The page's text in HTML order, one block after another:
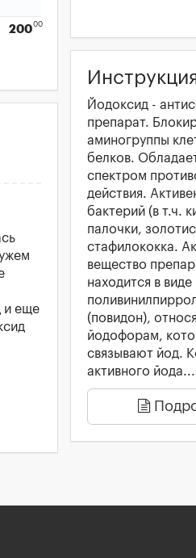
20000
и еще
Йодоксид -
препарат.
аминогруппы
белков.
спектром
действия.
бактерий (в т.ч.
палочки,
стафилококка.
вещество
находится в
(повидон),
йодофорам,
связывают йод.
активного йода...